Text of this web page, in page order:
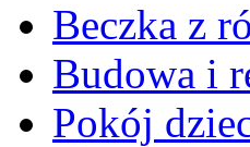
Beczka z
Budowa i
Pokój